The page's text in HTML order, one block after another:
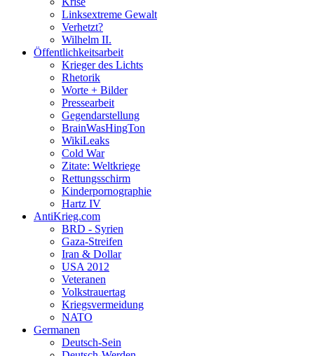
Linksextreme Gewalt
Verhetzt?
Wilhelm II.
Öffentlichkeitsarbeit
Krieger des Lichts
Rhetorik
Worte + Bilder
Pressearbeit
Gegendarstellung
BrainWasHingTon
WikiLeaks
Cold War
Zitate: Weltkriege
Rettungsschirm
Kinderpornographie
Hartz IV
AntiKrieg.com
BRD - Syrien
Gaza-Streifen
Iran & Dollar
USA 2012
Veteranen
Volkstrauertag
Kriegsvermeidung
NATO
Germanen
Deutsch-Sein